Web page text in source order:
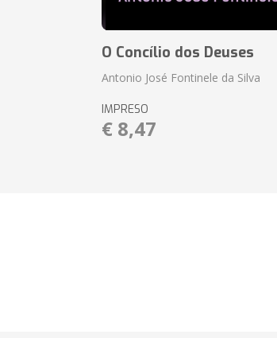
O Concílio dos Deuses
Antonio José Fontinele da Silva
IMPRESO
€ 8,47